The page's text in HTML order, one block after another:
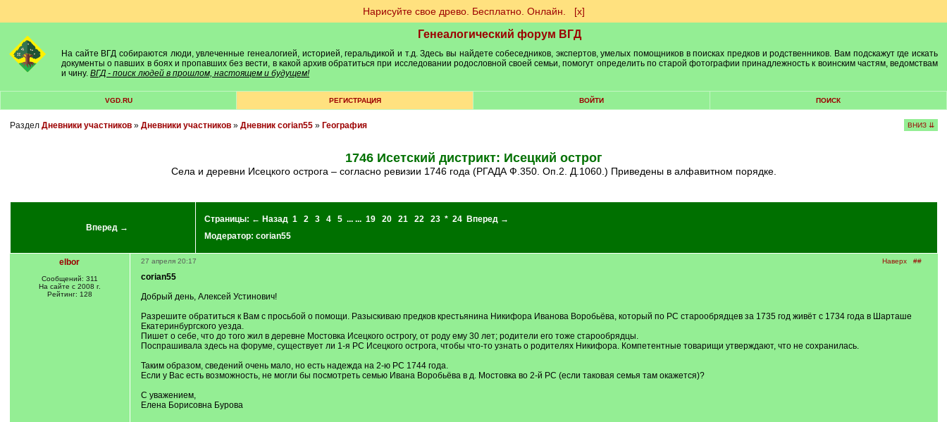
Нарисуйте свое древо. Бесплатно. Онлайн. [х]
Генеалогический форум ВГД
На сайте ВГД собираются люди, увлеченные генеалогией, историей, геральдикой и т.д. Здесь вы найдете собеседников, экспертов, умелых помощников в поисках предков и родственников. Вам подскажут где искать
документы о павших в боях и пропавших без вести, в какой архив обратиться при исследовании родословной своей семьи, помогут определить по старой фотографии принадлежность к воинским частям, ведомствам
и чину. ВГД - поиск людей в прошлом, настоящем и будущем!
VGD.RU РЕГИСТРАЦИЯ ВОЙТИ ПОИСК
Раздел Дневники участников» Дневники участников» Дневник corian55» География ВНИЗ ⇊
1746 Исетский дистрикт: Исецкий острог
Села и деревни Исецкого острога – согласно ревизии 1746 года (РГАДА Ф.350. Оп.2. Д.1060.) Приведены в алфавитном порядке.
Вперед →
Страницы: ← Назад 1 2 3 4 5 ... ... 19 20 21 22 23 * 24
Вперед →
Модератор: corian55
elbor
Сообщений: 311
На сайте с 2008 г.
Рейтинг: 128
Наверх ##
27 апреля 20:17
corian55
Добрый день, Алексей Устинович!
Разрешите обратиться к Вам с просьбой о помощи. Разыскиваю предков крестьянина Никифора Иванова Воробьёва, который по РС старообрядцев за 1735 год живёт с 1734 года в Шарташе
Екатеринбургского уезда.
Пишет о себе, что до того жил в деревне Мостовка Исецкого острогу, от роду ему 30 лет; родители его тоже старообрядцы.
Поспрашивала здесь на форуме, существует ли 1-я РС Исецкого острога, чтобы что-то узнать о родителях Никифора. Компетентные товарищи утверждают, что не сохранилась.
Таким образом, сведений очень мало, но есть надежда на 2-ю РС 1744 года.
Если у Вас есть возможность, не могли бы посмотреть семью Ивана Воробьёва в д. Мостовка во 2-й РС (если таковая семья там окажется)?
С уважением,
Елена Борисовна Бурова